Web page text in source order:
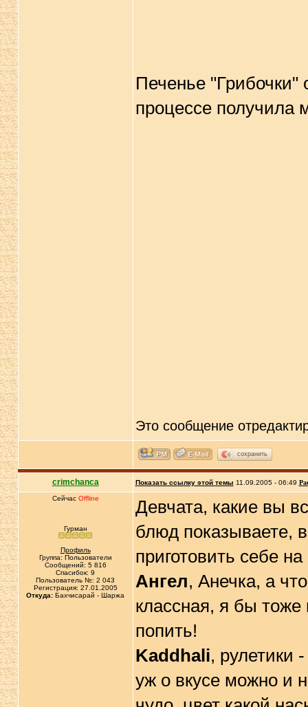
Печенье "Грибочки"
процессе получила
Это сообщение
сохранить
crimchanca Показать ссылку этой темы 11.09.2005 - 06:49
Сейчас Offline
Гурман
Профиль
Группа: Пользователи
Сообщений: 5 816
Спасибок: 9
Пользователь №: 2 043
Регистрация: 27.01.2005
Откуда: Бахчисарай - Шаржа
Девчата, какие вы
блюд показываете,
приготовить себе
Ангел, Aнечка, а
классная, я бы тоже
попить!
Kaddhali, рулетики
уж о вкусе можно и